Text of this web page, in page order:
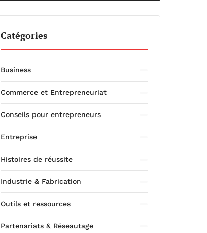
Catégories
Business
Commerce et Entrepreneuriat
Conseils pour entrepreneurs
Entreprise
Histoires de réussite
Industrie & Fabrication
Outils et ressources
Partenariats & Réseautage